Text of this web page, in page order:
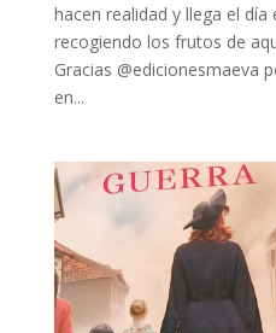
hacen realidad y llega el día
recogiendo los frutos de
Gracias @edicionesmaeva
en...